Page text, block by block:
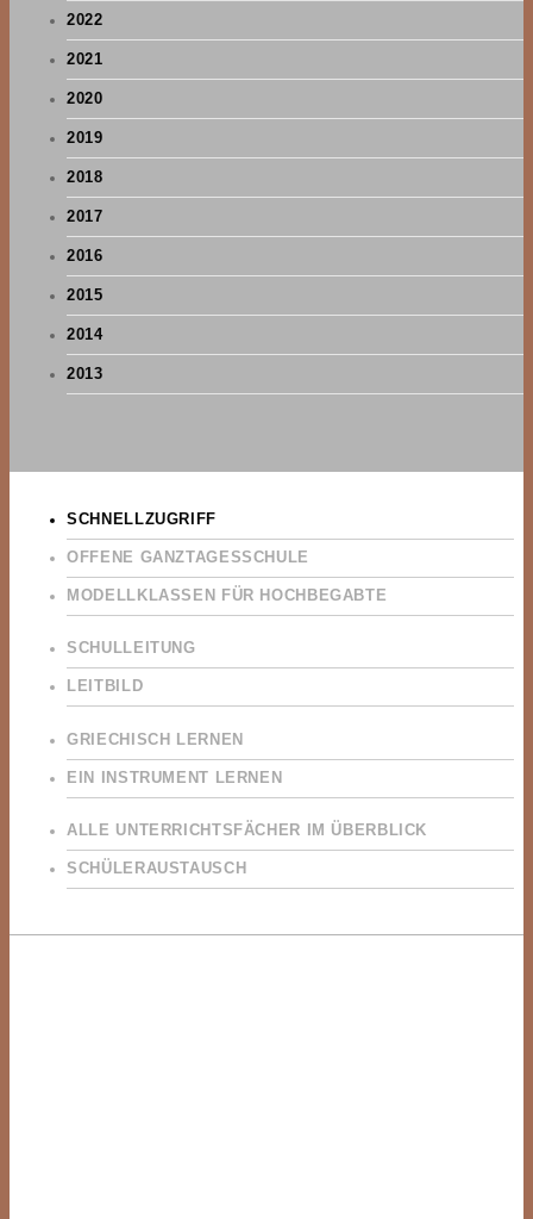
2022
2021
2020
2019
2018
2017
2016
2015
2014
2013
SCHNELLZUGRIFF
OFFENE GANZTAGESSCHULE
MODELLKLASSEN FÜR HOCHBEGABTE
SCHULLEITUNG
LEITBILD
GRIECHISCH LERNEN
EIN INSTRUMENT LERNEN
ALLE UNTERRICHTSFÄCHER IM ÜBERBLICK
SCHÜLERAUSTAUSCH